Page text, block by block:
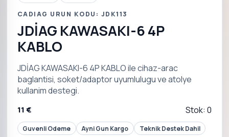
CADIAG URUN KODU: JDK113
JDİAG KAWASAKI-6 4P
KABLO
JDİAG KAWASAKI-6 4P KABLO ile cihaz-arac
baglantisi, soket/adaptor uyumlulugu ve atolye
kullanim destegi.
11 € Stok: 0
Guvenli Odeme Ayni Gun Kargo Teknik Destek Dahil